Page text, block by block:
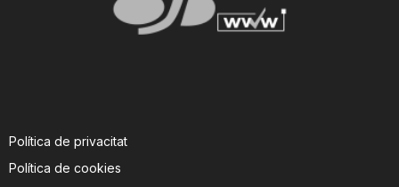
Política de privacitat
Política de cookies